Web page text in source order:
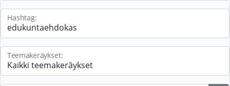
Hashtag:
Teemakeräykset: